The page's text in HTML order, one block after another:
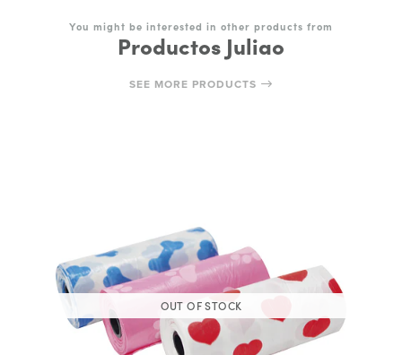
You might be interested in other products from
Productos Juliao
SEE MORE PRODUCTS
OUT OF STOCK